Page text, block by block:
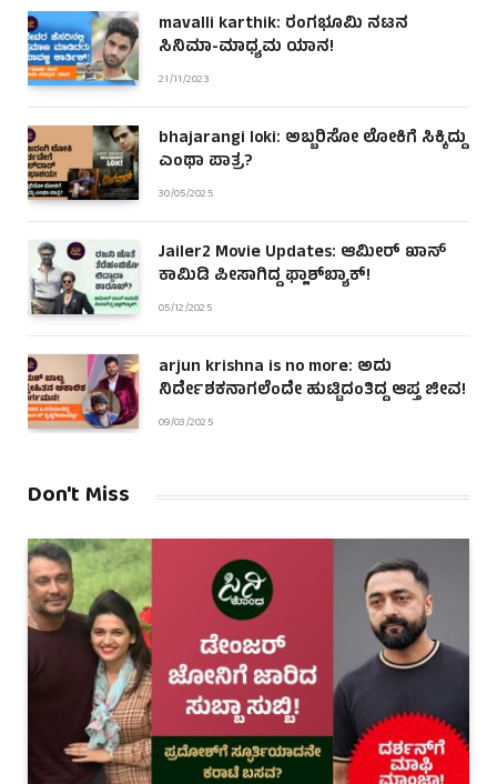
mavalli karthik: ರಂಗಭೂಮಿ ನಟನ
ಸಿನಿಮಾ-ಮಾಧ್ಯಮ ಯಾನ!
21/11/2023
bhajarangi loki: ಅಬ್ಬರಿಸೋ ಲೋಕಿಗೆ ಸಿಕ್ಕಿದ್ದು
ಎಂಥಾ ಪಾತ್ರ?
30/05/2025
Jailer2 Movie Updates: ಆಮೀರ್ ಖಾನ್
ಕಾಮಿಡಿ ಪೀಸಾಗಿದ್ದ ಫ್ಲಾಶ್‌ಬ್ಯಾಕ್!
05/12/2025
arjun krishna is no more: ಅದು
ನಿರ್ದೇಶಕನಾಗಲೆಂದೇ ಹುಟ್ಟಿದಂತಿದ್ದ ಆಪ್ತ ಜೀವ!
09/03/2025
Don't Miss